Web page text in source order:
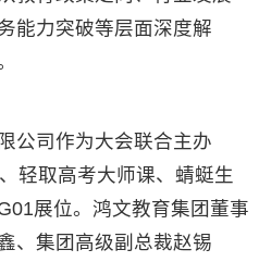
能力突破等层面深度解
司作为大会联合主办
轻取高考大师课、蜻蜓生
展位。鸿文教育集团董事
、集团高级副总裁赵锡